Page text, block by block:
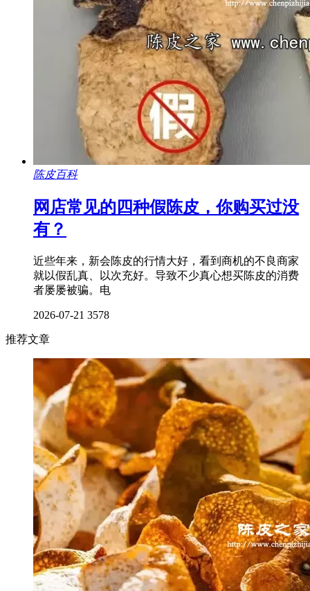
陈皮百科
网店常见的四种假陈皮，你购买过没
有？
近些年来，新会陈皮的行情大好，看到商机的不良商家
就以假乱真、以次充好。导致不少真心想买陈皮的消费
者屡屡被骗。电
2026-07-21 3578
推荐文章